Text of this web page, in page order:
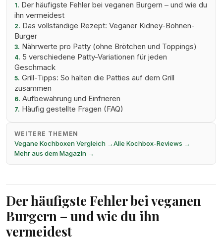
1. Der häufigste Fehler bei veganen Burgern – und wie du
ihn vermeidest
2. Das vollständige Rezept: Veganer Kidney-Bohnen-
Burger
3. Nährwerte pro Patty (ohne Brötchen und Toppings)
4. 5 verschiedene Patty-Variationen für jeden
Geschmack
5. Grill-Tipps: So halten die Patties auf dem Grill
zusammen
6. Aufbewahrung und Einfrieren
7. Häufig gestellte Fragen (FAQ)
WEITERE THEMEN
Vegane Kochboxen Vergleich →Alle Kochbox-Reviews →
Mehr aus dem Magazin →
Der häufigste Fehler bei veganen
Burgern – und wie du ihn
vermeidest